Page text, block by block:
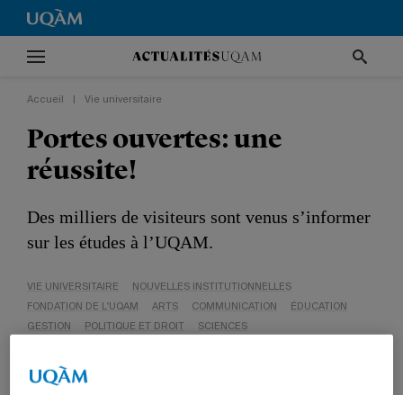
Accueil Vie universitaire
Portes ouvertes: une
réussite!
Des milliers de visiteurs sont venus s’informer
sur les études à l’UQAM.
VIE UNIVERSITAIRE
NOUVELLES INSTITUTIONNELLES
FONDATION DE L'UQAM
ARTS COMMUNICATION
ÉDUCATION
GESTION
POLITIQUE ET DROIT
SCIENCES